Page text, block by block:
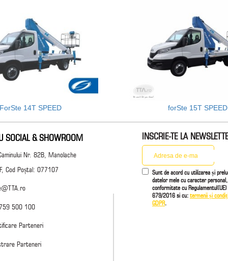
ForSte 14T SPEED forSte 15T SPEED
SOCIAL & SHOWROOM
Nr. 82B, Manolache
Cod Poștal: 077107
500 100
Parteneri
Parteneri
INSCRIE-TE LA
Sunt de acord cu utilizarea și
datelor mele cu caracter
conformitate cu
679/2016 si cu: termenii și
GDPR.